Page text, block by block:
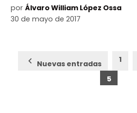
por Álvaro William López Ossa
30 de mayo de 2017
Paginación
Nuevas entradas 1
5